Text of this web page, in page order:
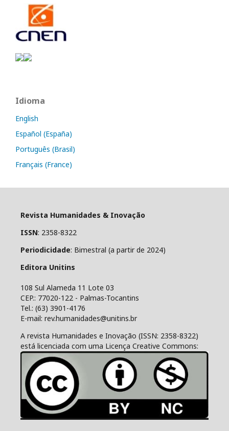
Idioma
English
Español (España)
Português (Brasil)
Français (France)
Revista Humanidades & Inovação
ISSN: 2358-8322
Periodicidade: Bimestral (a partir de 2024)
Editora Unitins
108 Sul Alameda 11 Lote 03
CEP.: 77020-122 - Palmas-Tocantins
Tel.: (63) 3901-4176
E-mail: rev.humanidades@unitins.br
A revista Humanidades e Inovação (ISSN: 2358-8322)
está licenciada com uma Licença Creative Commons: